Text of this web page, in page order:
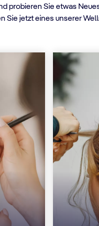
probieren Sie etwas
Sie jetzt eines unserer